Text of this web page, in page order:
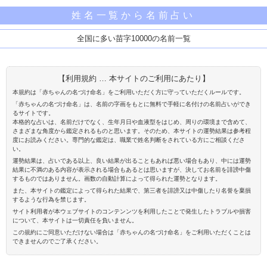
姓名一覧から名前占い
全国に多い苗字10000の名前一覧
【利用規約 … 本サイトのご利用にあたり】
本規約は「赤ちゃんの名づけ命名」をご利用いただく方に守っていただくルールです。
「赤ちゃんの名づけ命名」は、名前の字画をもとに無料で手軽に名付けの名前占いができ
るサイトです。
本格的な占いは、名前だけでなく、生年月日や血液型をはじめ、周りの環境まで含めて、
さまざまな角度から鑑定されるものと思います。そのため、本サイトの運勢結果は参考程
度にお読みください。専門的な鑑定は、職業で姓名判断をされている方にご相談くださ
い。
運勢結果は、占いである以上、良い結果が出ることもあれば悪い場合もあり、中には運勢
結果に不満のある内容が表示される場合もあるとは思いますが、決してお名前を誹謗中傷
するものではありません。画数の自動計算によって得られた運勢となります。
また、本サイトの鑑定によって得られた結果で、第三者を誹謗又は中傷したり名誉を棄損
するような行為を禁じます。
サイト利用者が本ウェブサイトのコンテンンツを利用したことで発生したトラブルや損害
について、本サイトは一切責任を負いません。
この規約にご同意いただけない場合は「赤ちゃんの名づけ命名」をご利用いただくことは
できませんのでご了承ください。